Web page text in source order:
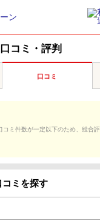
コミ・評判
口コミ
ミ件数が一定以下のため、総合
コミを探す